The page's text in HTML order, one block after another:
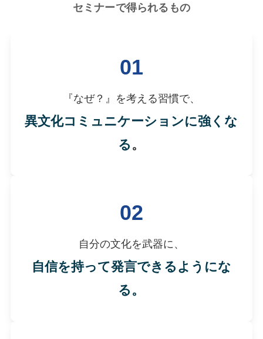
セミナーで得られるもの
01
『なぜ？』を考える習慣で、
異文化コミュニケーションに強くな
る 。
02
自分の文化を武器に、
自信を持って発言できるようにな
る。